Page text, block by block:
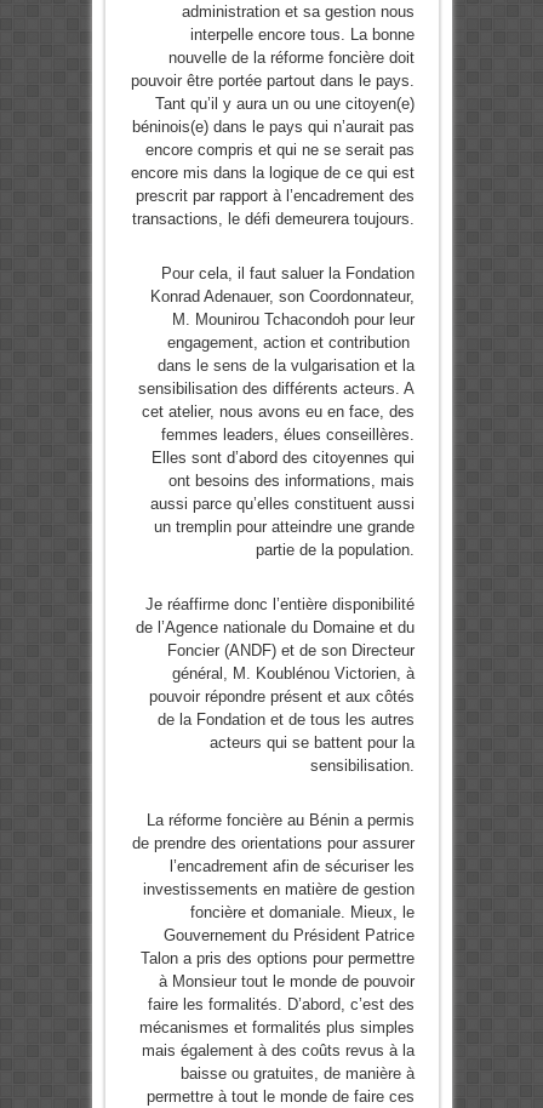
administration et sa gestion nous
interpelle encore tous. La bonne
nouvelle de la réforme foncière doit
pouvoir être portée partout dans le pays.
Tant qu’il y aura un ou une citoyen(e)
béninois(e) dans le pays qui n’aurait pas
encore compris et qui ne se serait pas
encore mis dans la logique de ce qui est
prescrit par rapport à l’encadrement des
transactions, le défi demeurera toujours.
Pour cela, il faut saluer la Fondation
Konrad Adenauer, son Coordonnateur,
M. Mounirou Tchacondoh pour leur
engagement, action et contribution
dans le sens de la vulgarisation et la
sensibilisation des différents acteurs. A
cet atelier, nous avons eu en face, des
femmes leaders, élues conseillères.
Elles sont d’abord des citoyennes qui
ont besoins des informations, mais
aussi parce qu’elles constituent aussi
un tremplin pour atteindre une grande
partie de la population.
Je réaffirme donc l’entière disponibilité
de l’Agence nationale du Domaine et du
Foncier (ANDF) et de son Directeur
général, M. Koublénou Victorien, à
pouvoir répondre présent et aux côtés
de la Fondation et de tous les autres
acteurs qui se battent pour la
sensibilisation.
La réforme foncière au Bénin a permis
de prendre des orientations pour assurer
l’encadrement afin de sécuriser les
investissements en matière de gestion
foncière et domaniale. Mieux, le
Gouvernement du Président Patrice
Talon a pris des options pour permettre
à Monsieur tout le monde de pouvoir
faire les formalités. D’abord, c’est des
mécanismes et formalités plus simples
mais également à des coûts revus à la
baisse ou gratuites, de manière à
permettre à tout le monde de faire ces